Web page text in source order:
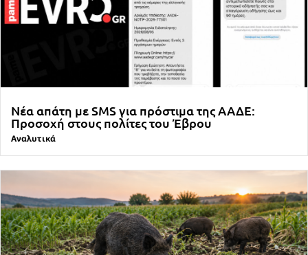
Νέα απάτη με SMS για πρόστιμα της ΑΑΔΕ:
Προσοχή στους πολίτες του Έβρου
Αναλυτικά